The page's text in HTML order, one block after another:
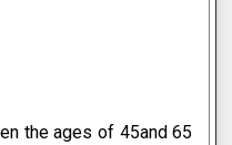
the ages of 45and 65